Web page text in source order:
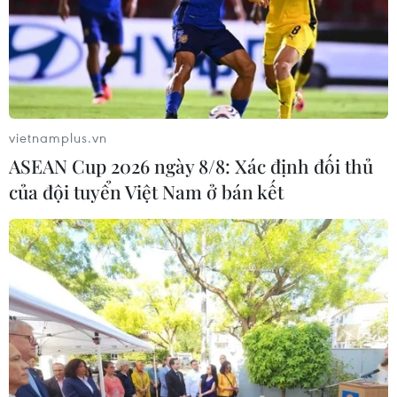
phẩm mới, sáng tạo hơn để có thể thu hút khách
như du lịch xanh: di chuyển bằng xe đạp vào
nhà vườn hái trái cây...”, bà Như thông tin thêm.
Về phía cơ quan quản lý ngành, ông Phan Đông
Nhựt, Sở Du lịch Thành phố Hồ Chí Minh đánh
giá, đối với hành trình khảo sát lần này thì điểm
nổi bật là cù lao Tân Phong với giá trị đặc trưng
là trái cây, nhất là sầu riêng.
Khi du khách trải nghiệm cù lao Tân Phong sẽ
được kết hợp tham quan thêm chuỗi điểm đến
trên sông Tiền và một số điểm đến đã xây dựng
được thương hiệu của địa phương.
Hiện tại, cù lao Tân Phong đã có một số điểm
lưu trú xanh và lượng khách ổn định, đáp ứng
vietnamplus.vn
ASEAN Cup 2026 ngày 8/8: Xác định đối thủ
của đội tuyển Việt Nam ở bán kết